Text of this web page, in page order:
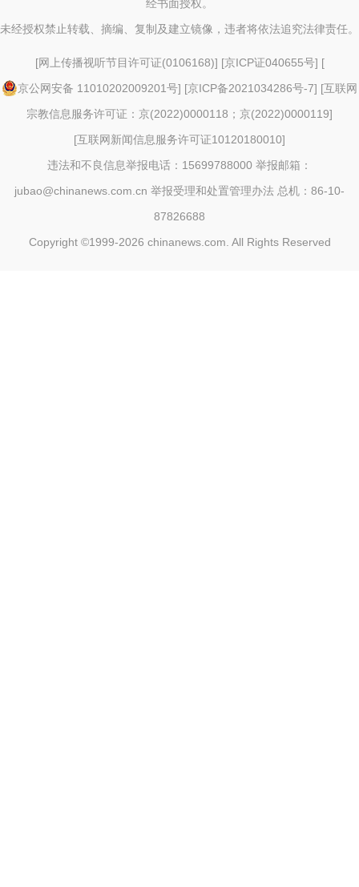
经书面授权。
未经授权禁止转载、摘编、复制及建立镜像，违者将依法追究法律责任。
[网上传播视听节目许可证(0106168)] [京ICP证040655号] [
京公网安备 11010202009201号] [京ICP备2021034286号-7] [互联网
宗教信息服务许可证：京(2022)0000118；京(2022)0000119]
[互联网新闻信息服务许可证10120180010]
违法和不良信息举报电话：15699788000 举报邮箱：
jubao@chinanews.com.cn 举报受理和处置管理办法 总机：86-10-
87826688
Copyright ©1999-2026 chinanews.com. All Rights Reserved